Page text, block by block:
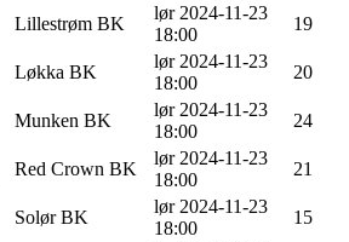
Lillestrøm BK
lør 2024-11-23
18:00
19
Løkka BK
lør 2024-11-23
18:00
20
Munken BK
lør 2024-11-23
18:00
24
Red Crown BK
lør 2024-11-23
18:00
21
Solør BK
lør 2024-11-23
18:00
15